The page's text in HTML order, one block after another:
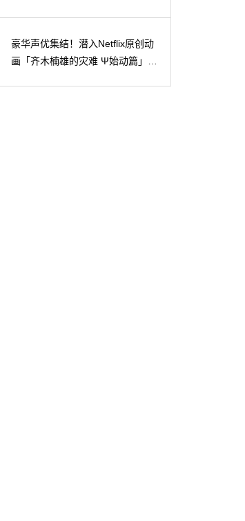
豪华声优集结！潜入Netflix原创动
画「齐木楠雄的灾难 Ψ始动篇」上